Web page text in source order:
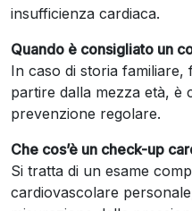
insufficienza cardiaca.
Quando è consigliato un
In caso di storia familiare,
partire dalla mezza età, è
prevenzione regolare.
Che cos’è un check-up
Si tratta di un esame
cardiovascolare